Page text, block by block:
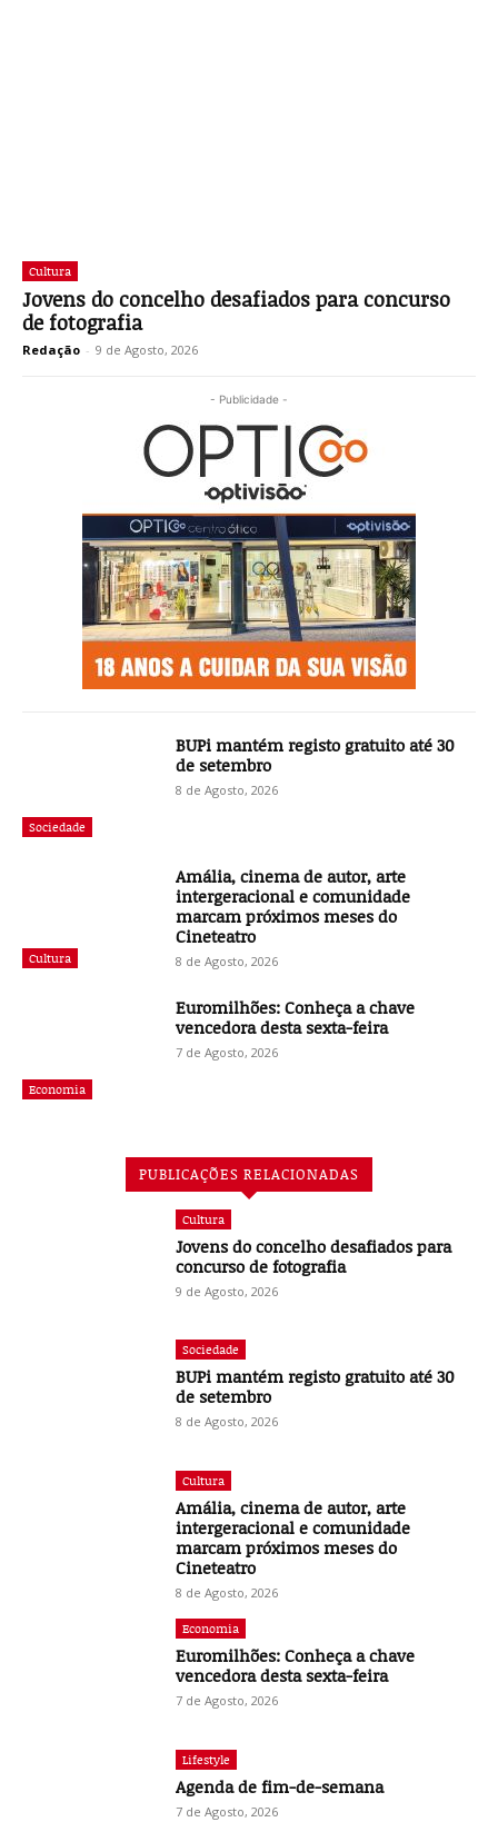
Cultura
Jovens do concelho desafiados para concurso
de fotografia
Redação - 9 de Agosto, 2026
- Publicidade -
Sociedade
BUPi mantém registo gratuito até 30
de setembro
8 de Agosto, 2026
Cultura
Amália, cinema de autor, arte
intergeracional e comunidade
marcam próximos meses do
Cineteatro
8 de Agosto, 2026
Economia
Euromilhões: Conheça a chave
vencedora desta sexta-feira
7 de Agosto, 2026
PUBLICAÇÕES RELACIONADAS
Cultura
Jovens do concelho desafiados para
concurso de fotografia
9 de Agosto, 2026
Sociedade
BUPi mantém registo gratuito até 30
de setembro
8 de Agosto, 2026
Cultura
Amália, cinema de autor, arte
intergeracional e comunidade
marcam próximos meses do
Cineteatro
8 de Agosto, 2026
Economia
Euromilhões: Conheça a chave
vencedora desta sexta-feira
7 de Agosto, 2026
Lifestyle
Agenda de fim-de-semana
7 de Agosto, 2026